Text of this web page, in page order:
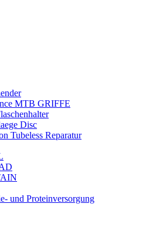
MTB GRIFFE
Disc
Tubeless Reparatur
und Proteinversorgung